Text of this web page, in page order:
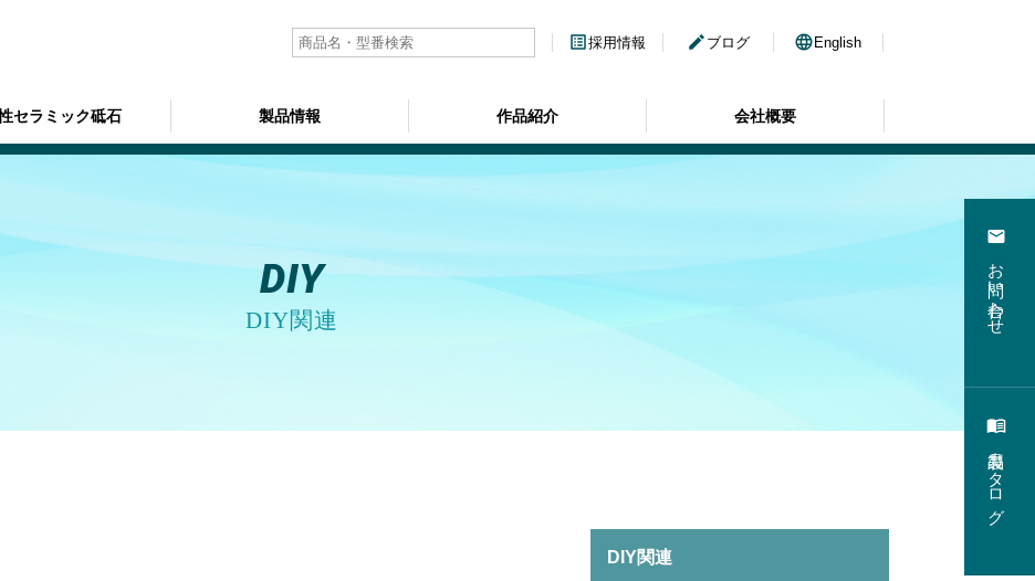
セラミック砥石 製品情報 作品紹介 会社概要
list_alt採用情報 edit ブログ language English
email
お問い合わせ
menu_book
製品カタログ
DIY
DIY関連
DIY関連